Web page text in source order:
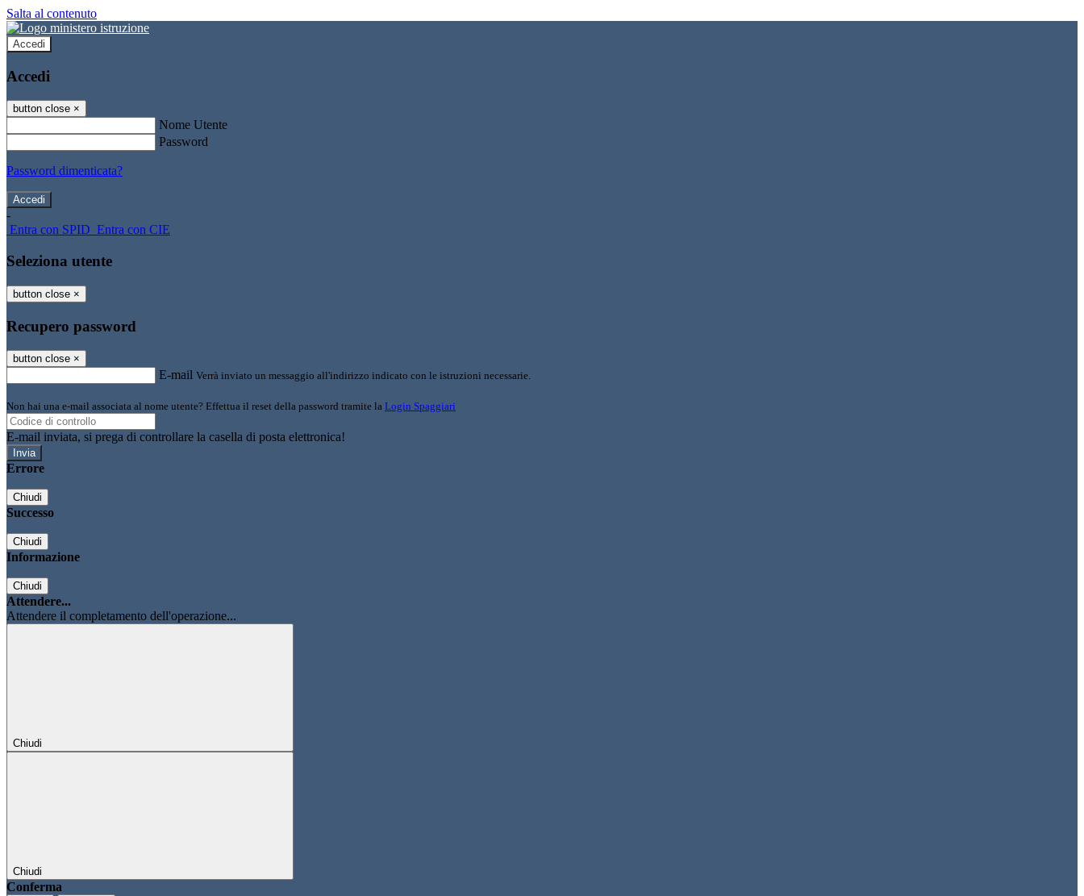
Salta al contenuto
Accedi
Accedi
button close ×
Nome Utente
Password
Password dimenticata?
-
Entra con SPID Entra con CIE
Seleziona utente
button close ×
Recupero password
button close ×
E-mail Verrà inviato un messaggio all'indirizzo indicato con le istruzioni necessarie.
Non hai una e-mail associata al nome utente? Effettua il reset della password tramite la Login Spaggiari
E-mail inviata, si prega di controllare la casella di posta elettronica!
Errore
Chiudi
Successo
Chiudi
Informazione
Chiudi
Attendere...
Attendere il completamento dell'operazione...
Chiudi
Chiudi
Conferma